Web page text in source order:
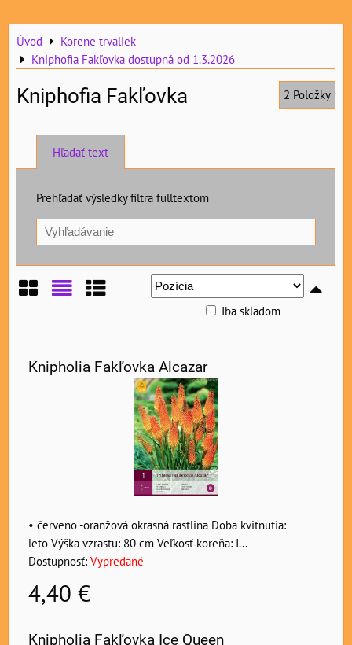
Úvod
Korene trvaliek
Kniphofia Fakľovka dostupná od 1.3.2026
Kniphofia Fakľovka 2 Položky
Hľadať text
Prehľadať výsledky filtra fulltextom
Iba skladom
Knipholia Fakľovka Alcazar
• červeno -oranžová okrasná rastlina Doba kvitnutia:
leto Výška vzrastu: 80 cm Veľkosť koreňa: I...
Dostupnosť: Vypredané
4,40 €
Knipholia Fakľovka Ice Queen